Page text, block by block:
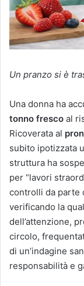
Un pranzo si è
Una donna ha
tonno fresco al
Ricoverata al
subito ipotizzata
struttura ha
per “lavori
controlli da parte
verificando la
dell’attenzione,
circolo,
di un’indagine
responsabilità e